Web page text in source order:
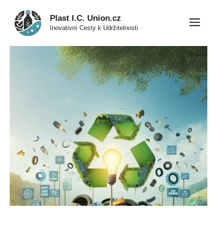
obsah
Plast I.C. Union.cz
Inovativní Cesty k Udržitelnosti